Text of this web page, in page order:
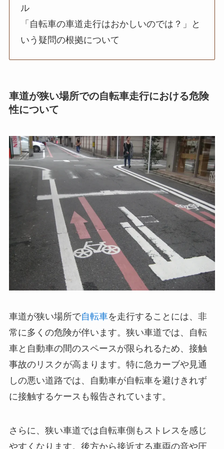
ル
「自転車の車道走行はおかしいのでは？」と
いう疑問の根拠について
車道が狭い場所での自転車走行における危険
性について
車道が狭い場所で自転車を走行することには、非
常に多くの危険が伴います。狭い車道では、自転
車と自動車の間のスペースが限られるため、接触
事故のリスクが高まります。特に急カーブや見通
しの悪い道路では、自動車が自転車を避けきれず
に接触するケースも報告されています。
さらに、狭い車道では自転車側もストレスを感じ
やすくなります。後方から接近する車両の音や圧